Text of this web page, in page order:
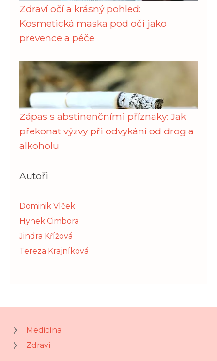
Zdraví očí a krásný pohled:
Kosmetická maska pod oči jako
prevence a péče
Zápas s abstinenčními příznaky: Jak
překonat výzvy při odvykání od drog a
alkoholu
Autoři
Dominik Vlček
Hynek Cimbora
Jindra Křížová
Tereza Krajníková
Medicína
Zdraví